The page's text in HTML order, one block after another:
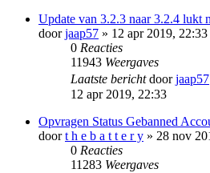
Update van 3.2.3 naar 3.2.4 lukt
doorjaap57 » 12 apr 2019,
0 Reacties
11943 Weergaves
Laatste berichtdoorjaap57
12 apr 2019, 22:33
Opvragen Status Gebanned
doort h e b a t t e r y » 28 nov
0 Reacties
11283 Weergaves